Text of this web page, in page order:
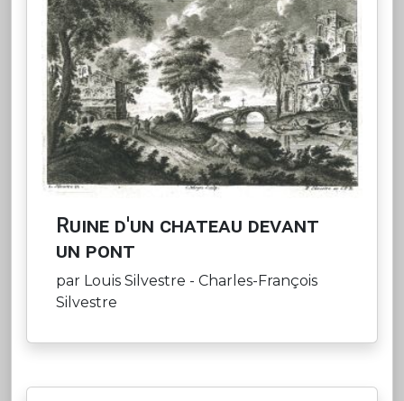
Ruine d'un chateau devant
un pont
par Louis Silvestre - Charles-François
Silvestre